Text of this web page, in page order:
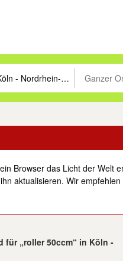
mit den Pfeiltasten nach
Ort eingeben. Ganzer
Suche im
Browser das Licht der Welt
aktualisieren. Wir empfehlen
für „roller 50ccm“ in Köln -